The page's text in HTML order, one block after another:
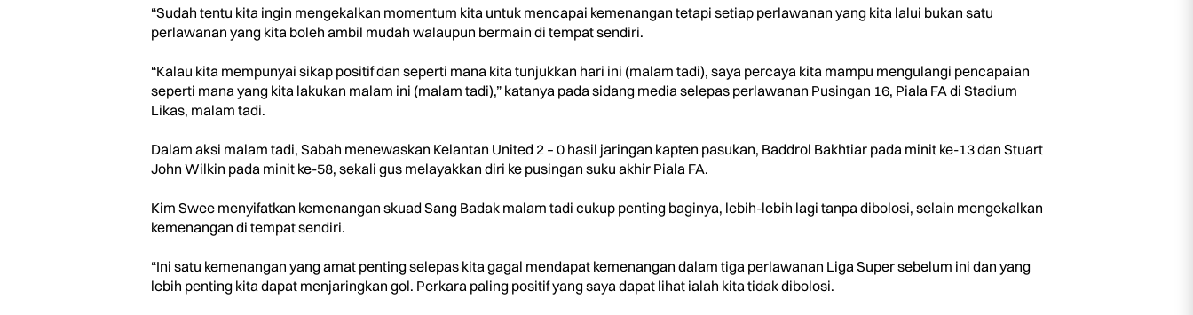
“Sudah tentu kita ingin mengekalkan momentum kita untuk mencapai kemenangan tetapi setiap perlawanan yang kita lalui bukan satu
perlawanan yang kita boleh ambil mudah walaupun bermain di tempat sendiri.
“Kalau kita mempunyai sikap positif dan seperti mana kita tunjukkan hari ini (malam tadi), saya percaya kita mampu mengulangi pencapaian
seperti mana yang kita lakukan malam ini (malam tadi),” katanya pada sidang media selepas perlawanan Pusingan 16, Piala FA di Stadium
Likas, malam tadi.
Dalam aksi malam tadi, Sabah menewaskan Kelantan United 2 – 0 hasil jaringan kapten pasukan, Baddrol Bakhtiar pada minit ke-13 dan Stuart
John Wilkin pada minit ke-58, sekali gus melayakkan diri ke pusingan suku akhir Piala FA.
Kim Swee menyifatkan kemenangan skuad Sang Badak malam tadi cukup penting baginya, lebih-lebih lagi tanpa dibolosi, selain mengekalkan
kemenangan di tempat sendiri.
“Ini satu kemenangan yang amat penting selepas kita gagal mendapat kemenangan dalam tiga perlawanan Liga Super sebelum ini dan yang
lebih penting kita dapat menjaringkan gol. Perkara paling positif yang saya dapat lihat ialah kita tidak dibolosi.